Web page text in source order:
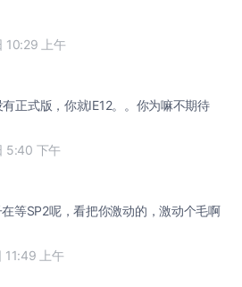
10:29 上午
有正式版，你就IE12。。你为嘛不期待
5:40 下午
等SP2呢，看把你激动的，激动个毛啊
11:49 上午